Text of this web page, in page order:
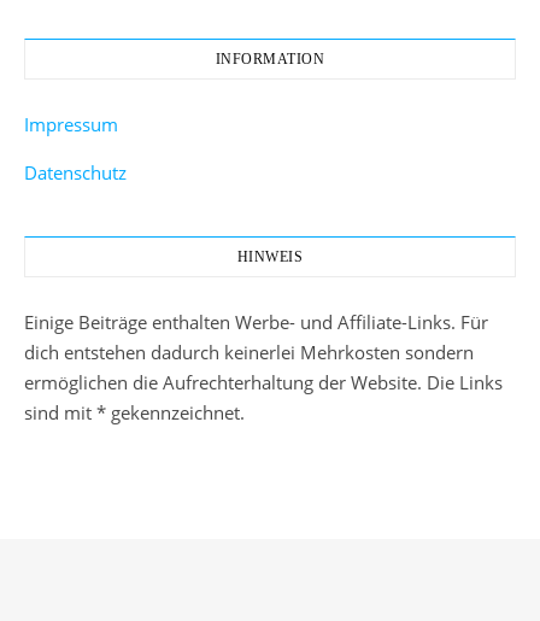
INFORMATION
Impressum
Datenschutz
HINWEIS
Einige Beiträge enthalten Werbe- und Affiliate-Links. Für
dich entstehen dadurch keinerlei Mehrkosten sondern
ermöglichen die Aufrechterhaltung der Website. Die Links
sind mit * gekennzeichnet.